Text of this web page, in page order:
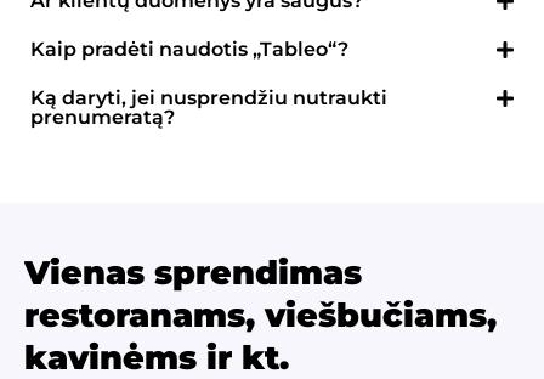
Kaip pradėti naudotis „Tableo“?
Ką daryti, jei nusprendžiu nutraukti
prenumeratą?
Vienas sprendimas
restoranams, viešbučiams,
kavinėms ir kt.